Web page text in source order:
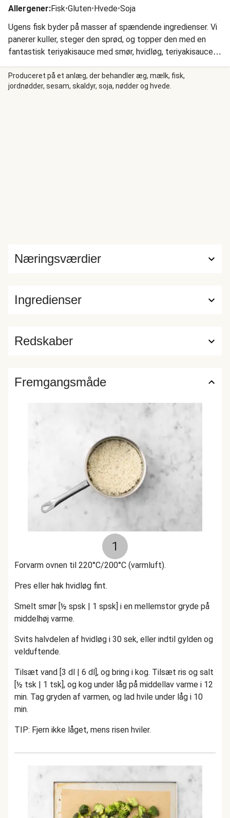
Allergener:Fisk•Gluten•Hvede•Soja
Ugens fisk byder på masser af spændende ingredienser. Vi
panerer kuller, steger den sprød, og topper den med en
fantastisk teriyakisauce med smør, hvidløg, teriyakisauce,
lime og chili. Vi serverer vores kuller med ovnbagt broccoli,
aromatiske hvidløgsris med smør og ristede løg.
Produceret på et anlæg, der behandler æg, mælk, fisk,
jordnødder, sesam, skaldyr, soja, nødder og hvede.
Ingredienser
Næringsværdier
Redskaber
Fremgangsmåde
1
Forvarm ovnen til 220°C/200°C (varmluft).
Pres eller hak hvidløg fint.
Smelt smør [½ spsk | 1 spsk] i en mellemstor gryde på
middelhøj varme.
Svits halvdelen af hvidløg i 30 sek, eller indtil gylden og
velduftende.
Tilsæt vand [3 dl | 6 dl], og bring i kog. Tilsæt ris og salt
[½ tsk | 1 tsk], og kog under låg på middellav varme i 12
min. Tag gryden af varmen, og lad hvile under låg i 10
min.
TIP: Fjern ikke låget, mens risen hviler.